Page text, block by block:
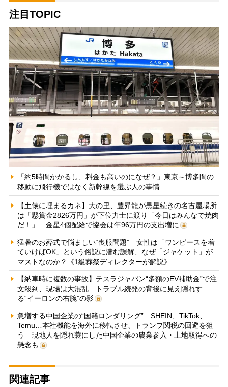
注目TOPIC
「約5時間かかるし、料金も高いのになぜ？」東京～博多間の
移動に飛行機ではなく新幹線を選ぶ人の事情
【土俵に埋まるカネ】大の里、豊昇龍が黒星続きの名古屋場所
は「懸賞金2826万円」が下位力士に渡り「今日はみんなで焼肉
だ！」 金星4個配給で協会は年96万円の支出増に
猛暑のお葬式で悩ましい“喪服問題” 女性は「ワンピースを着
ていけばOK」という俗説に潜む誤解、なぜ「ジャケット」が
マストなのか？《1級葬祭ディレクターが解説》
【納車時に複数の事故】テスラジャパン“多額のEV補助金”で注
文殺到、現場は大混乱 トラブル続発の背後に見え隠れす
る“イーロンの右腕”の影
急増する中国企業の“国籍ロンダリング” SHEIN、TikTok、
Temu…本社機能を海外に移転させ、トランプ関税の回避を狙
う 現地人を隠れ蓑にした中国企業の農業参入・土地取得への
懸念も
関連記事